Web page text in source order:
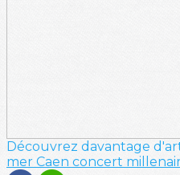
Découvrez davantage
mer Caen concert